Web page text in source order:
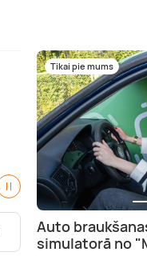
Tikai pie mums
Auto
simulatorā no